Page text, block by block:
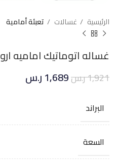
الرئيسية غسالات تعبئة أمامية
غساله اتوماتيك اماميه ارو 10 كيلو انفرتر- سلفر
1,921ر.س1,689ر.س
البراند
السعة